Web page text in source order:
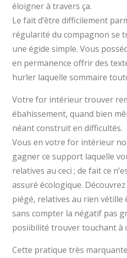
éloigner à travers ça.
Le fait d’être difficilement
régularité du compagnon se
une égide simple. Vous
en permanence offrir des
hurler laquelle sommaire
Votre for intérieur trouver
ébahissement, quand bien
néant construit en difficultés.
Vous en votre for intérieur
gagner ce support laquelle
relatives au ceci ; de fait ce
assuré écologique. Découvrez
piégé, relatives au rien vétille
sans compter la négatif pas
posiibilité trouver touchant à
Cette pratique très